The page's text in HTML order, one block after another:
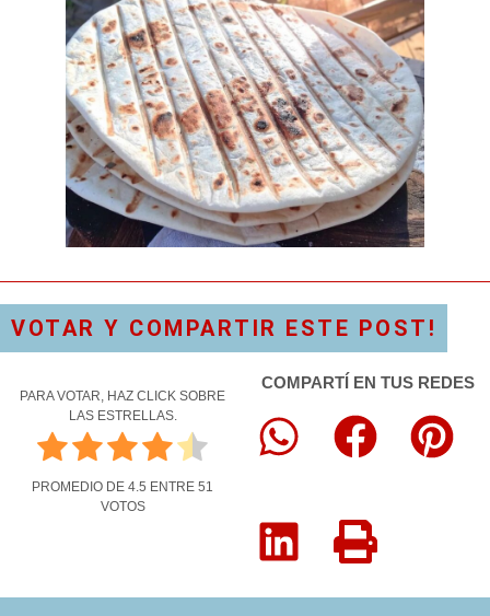
VOTAR Y COMPARTIR ESTE POST!
PARA VOTAR, HAZ CLICK SOBRE
LAS ESTRELLAS.
PROMEDIO DE 4.5 ENTRE 51
VOTOS
COMPARTÍ EN TUS REDES